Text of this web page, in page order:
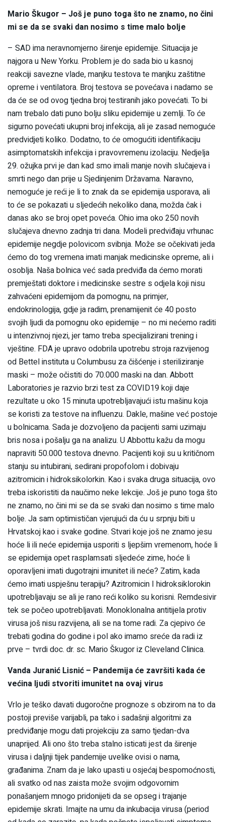
Mario Škugor – Još je puno toga što ne znamo, no čini
mi se da se svaki dan nosimo s time malo bolje
– SAD ima neravnomjerno širenje epidemije. Situacija je
najgora u New Yorku. Problem je do sada bio u kasnoj
reakciji savezne vlade, manjku testova te manjku zaštitne
opreme i ventilatora. Broj testova se povećava i nadamo se
da će se od ovog tjedna broj testiranih jako povećati. To bi
nam trebalo dati puno bolju sliku epidemije u zemlji. To će
sigurno povećati ukupni broj infekcija, ali je zasad nemoguće
predvidjeti koliko. Dodatno, to će omogućiti identifikaciju
asimptomatskih infekcija i pravovremenu izolaciju. Nedjelja
29. ožujka prvi je dan kad smo imali manje novih slučajeva i
smrti nego dan prije u Sjedinjenim Državama. Naravno,
nemoguće je reći je li to znak da se epidemija usporava, ali
to će se pokazati u sljedećih nekoliko dana, možda čak i
danas ako se broj opet poveća. Ohio ima oko 250 novih
slučajeva dnevno zadnja tri dana. Modeli predviđaju vrhunac
epidemije negdje polovicom svibnja. Može se očekivati jeda
ćemo do tog vremena imati manjak medicinske opreme, ali i
osoblja. Naša bolnica već sada predviđa da ćemo morati
premještati doktore i medicinske sestre s odjela koji nisu
zahvaćeni epidemijom da pomognu, na primjer,
endokrinologija, gdje ja radim, prenamijenit će 40 posto
svojih ljudi da pomognu oko epidemije – no mi nećemo raditi
u intenzivnoj njezi, jer tamo treba specijalizirani trening i
vještine. FDA je upravo odobrila upotrebu stroja razvijenog
od Bettel instituta u Columbusu za čišćenje i steriliziranje
maski – može očistiti do 70.000 maski na dan. Abbott
Laboratories je razvio brzi test za COVID19 koji daje
rezultate u oko 15 minuta upotrebljavajući istu mašinu koja
se koristi za testove na influenzu. Dakle, mašine već postoje
u bolnicama. Sada je dozvoljeno da pacijenti sami uzimaju
bris nosa i pošalju ga na analizu. U Abbottu kažu da mogu
napraviti 50.000 testova dnevno. Pacijenti koji su u kritičnom
stanju su intubirani, sedirani propofolom i dobivaju
azitromicin i hidroksikolorkin. Kao i svaka druga situacija, ovo
treba iskoristiti da naučimo neke lekcije. Još je puno toga što
ne znamo, no čini mi se da se svaki dan nosimo s time malo
bolje. Ja sam optimističan vjerujući da ću u srpnju biti u
Hrvatskoj kao i svake godine. Stvari koje još ne znamo jesu
hoće li ili neće epidemija usporiti s ljepšim vremenom, hoće li
se epidemija opet rasplamsati sljedeće zime, hoće li
oporavljeni imati dugotrajni imunitet ili neće? Zatim, kada
ćemo imati uspješnu terapiju? Azitromicin I hidroksiklorokin
upotrebljavaju se ali je rano reći koliko su korisni. Remdesivir
tek se počeo upotrebljavati. Monoklonalna antitijela protiv
virusa još nisu razvijena, ali se na tome radi. Za cjepivo će
trebati godina do godine i pol ako imamo sreće da radi iz
prve – tvrdi doc. dr. sc. Mario Škugor iz Cleveland Clinica.
Vanda Juranić Lisnić – Pandemija će završiti kada će
većina ljudi stvoriti imunitet na ovaj virus
Vrlo je teško davati dugoročne prognoze s obzirom na to da
postoji previše varijabli, pa tako i sadašnji algoritmi za
predviđanje mogu dati projekciju za samo tjedan-dva
unaprijed. Ali ono što treba stalno isticati jest da širenje
virusa i daljnji tijek pandemije uvelike ovisi o nama,
građanima. Znam da je lako upasti u osjećaj bespomoćnosti,
ali svatko od nas zaista može svojim odgovornim
ponašanjem mnogo pridonijeti da se opseg i trajanje
epidemije skrati. Imajte na umu da inkubacija virusa (period